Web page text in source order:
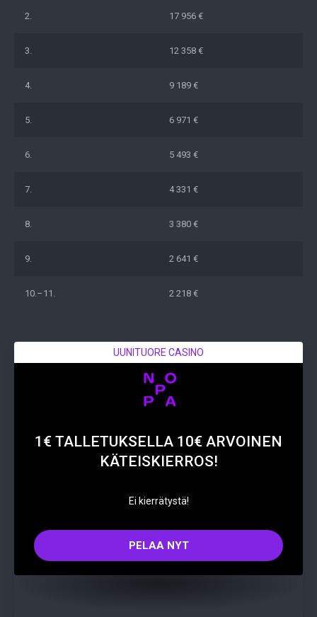
2. 17 956 €
3. 12 358 €
4. 9 189 €
5. 6 971 €
6. 5 493 €
7. 4 331 €
8. 3 380 €
9. 2 641 €
10.–11. 2 218 €
UUNITUORE CASINO
1€ TALLETUKSELLA 10€ ARVOINEN
KÄTEISKIERROS!
Ei kierrätystä!
PELAA NYT